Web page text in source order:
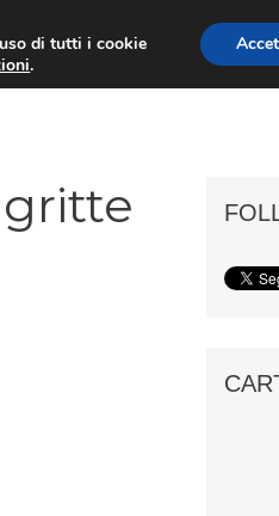
ART GOSSIP
di tutti i cookie
.